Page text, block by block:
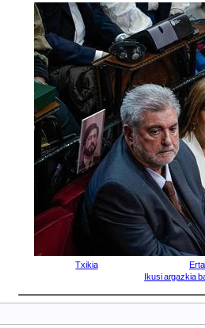
Txikia
Ikusi argazkia